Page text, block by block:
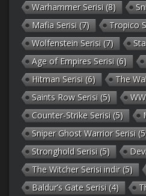
Warhammer Serisi (8)
Mafia Serisi (7) Tropico
Wolfenstein Serisi (7)
Age of Empires Serisi (6)
Hitman Serisi (6) The
Saints Row Serisi (5)
Counter-Strike Serisi (5)
Sniper Ghost Warrior Serisi
Stronghold Serisi (5)
The Witcher Serisi indir(5)
Baldur’s Gate Serisi (4)